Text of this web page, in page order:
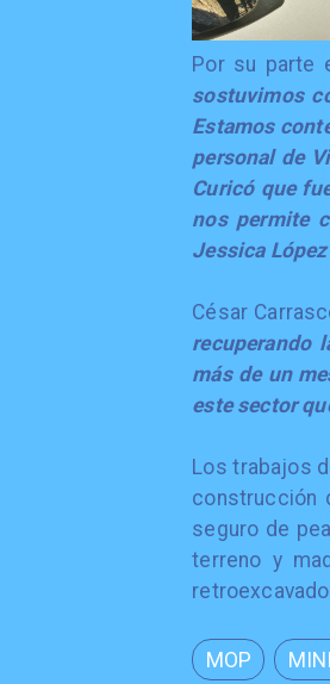
Por su parte
sostuvimos
Estamos
personal de
Curicó que
nos permite
Jessica
César
recuperando
más de un
este sector
Los trabajos
construcción
seguro de
terreno y
MOP